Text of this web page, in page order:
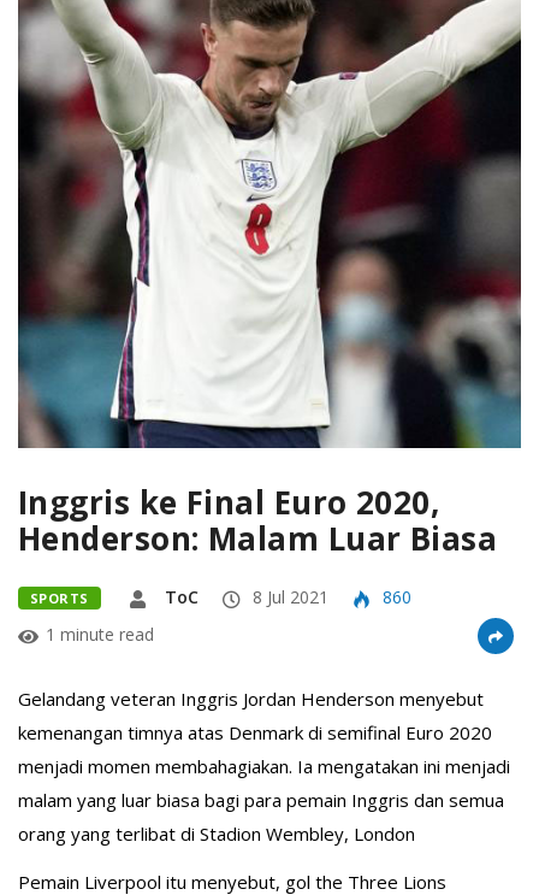
Inggris ke Final Euro 2020,
Henderson: Malam Luar Biasa
SPORTS ToC 8 Jul 2021
860
1 minute read
Gelandang veteran Inggris Jordan Henderson menyebut
kemenangan timnya atas Denmark di semifinal Euro 2020
menjadi momen membahagiakan. Ia mengatakan ini menjadi
malam yang luar biasa bagi para pemain Inggris dan semua
orang yang terlibat di Stadion Wembley, London
Pemain Liverpool itu menyebut, gol the Three Lions